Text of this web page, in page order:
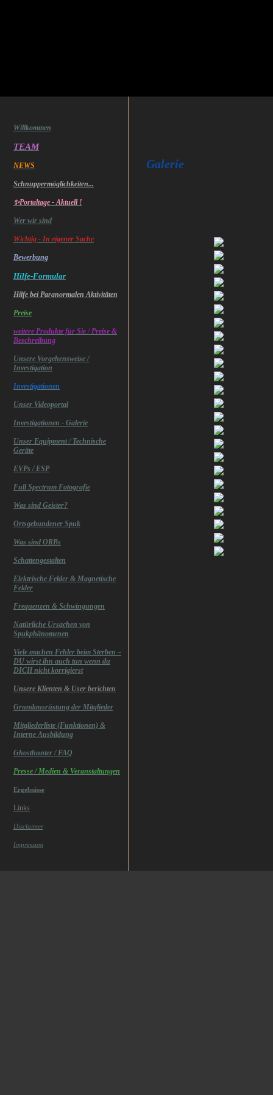
Willkommen
TEAM
NEWS
Schnuppermöglichkeiten...
✨Portaltage - Aktuell !
Wer wir sind
Wichtig - In eigener Sache
Bewerbung
Hilfe-Formular
Hilfe bei Paranormalen Aktivitäten
Preise
weitere Produkte für Sie / Preise &
Beschreibung
Unsere Vorgehensweise /
Investigation
Investigationen
Unser Videoportal
Investigationen - Galerie
Unser Equipment / Technische
Geräte
EVPs / ESP
Full Spectrum Fotografie
Was sind Geister?
Ortsgebundener Spuk
Was sind ORBs
Schattengestalten
Elektrische Felder & Magnetische
Felder
Frequenzen & Schwingungen
Natürliche Ursachen von
Spukphänomenen
Viele machen Fehler beim Sterben –
DU wirst ihn auch tun wenn du
DICH nicht korrigierst
Unsere Klienten & User berichten
Grundausrüstung der Mitglieder
Mitgliederliste (Funktionen) &
Interne Ausbildung
Ghosthunter / FAQ
Presse / Medien & Veranstaltungen
Ergebnisse
Links
Disclaimer
Impressum
Galerie